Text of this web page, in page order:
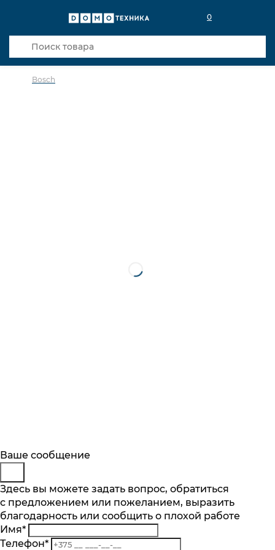
0
Bosch
Описание
Отзывы
Основные характеристики
Размещение
настольный
Рабочая поверхность гриля
Будьте в курсе
Подпишитесь на последние обновления
и узнавайте о новинках и специальных
предложениях первыми
Подписаться
Заказ обратного звонка
Представьтесь
Телефон*
Комментарий
Ваше сообщение
Здесь вы можете задать вопрос, обратиться
с предложением или пожеланием, выразить
благодарность или сообщить о плохой работе
Имя*
Телефон*